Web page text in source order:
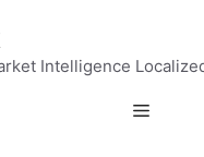
Intelligence
Menu